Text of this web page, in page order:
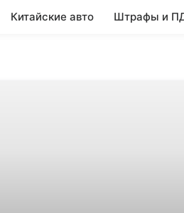
Китайские авто Штрафы и